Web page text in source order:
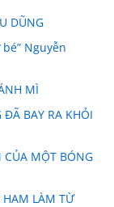
DŨNG
Nguyễn
MÌ
BAY RA KHỎI
CỦA MỘT BÓNG
HAM LÀM TỪ